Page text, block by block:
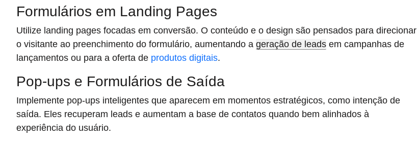
Formulários em Landing Pages
Utilize landing pages focadas em conversão. O conteúdo e o design são pensados para direcionar
o visitante ao preenchimento do formulário, aumentando a geração de leads em campanhas de
lançamentos ou para a oferta de produtos digitais.
Pop-ups e Formulários de Saída
Implemente pop-ups inteligentes que aparecem em momentos estratégicos, como intenção de
saída. Eles recuperam leads e aumentam a base de contatos quando bem alinhados à
experiência do usuário.